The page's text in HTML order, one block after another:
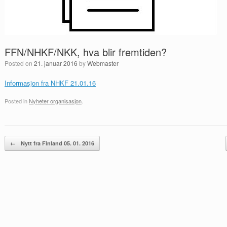
FFN/NHKF/NKK, hva blir fremtiden?
Posted on21. januar 2016 byWebmaster
Informasjon fra NHKF 21.01.16
Posted in Nyheter organisasjon
Post navigation
← Nytt fra Finland 05. 01. 2016